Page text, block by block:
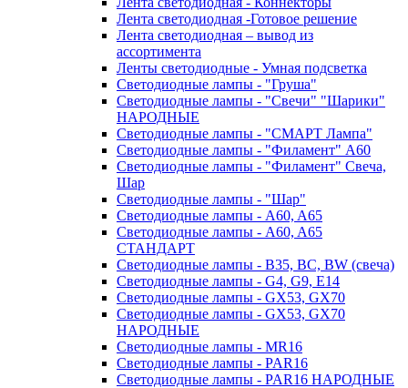
Лента светодиодная -Готовое решение
Лента светодиодная – вывод из
ассортимента
Ленты светодиодные - Умная подсветка
Светодиодные лампы - "Груша"
Светодиодные лампы - "Свечи" "Шарики"
НАРОДНЫЕ
Светодиодные лампы - "СМАРТ Лампа"
Светодиодные лампы - "Филамент" A60
Светодиодные лампы - "Филамент" Свеча,
Шар
Светодиодные лампы - "Шар"
Светодиодные лампы - A60, A65
Светодиодные лампы - A60, A65
СТАНДАРТ
Светодиодные лампы - B35, BC, BW (свеча)
Светодиодные лампы - G4, G9, Е14
Светодиодные лампы - GX53, GX70
Светодиодные лампы - GX53, GX70
НАРОДНЫЕ
Светодиодные лампы - MR16
Светодиодные лампы - PAR16
Светодиодные лампы - PAR16 НАРОДНЫЕ